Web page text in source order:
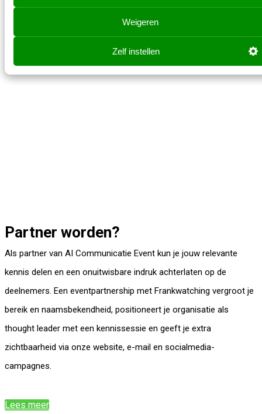
Weigeren
Zelf instellen
Partner worden?
Als partner van AI Communicatie Event kun je jouw relevante
kennis delen en een onuitwisbare indruk achterlaten op de
deelnemers. Een eventpartnership met Frankwatching vergroot je
bereik en naamsbekendheid, positioneert je organisatie als
thought leader met een kennissessie en geeft je extra
zichtbaarheid via onze website, e-mail en socialmedia­
campagnes.
Lees meer